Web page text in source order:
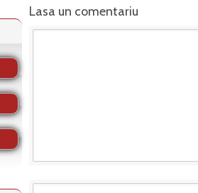
Lasa un comentariu